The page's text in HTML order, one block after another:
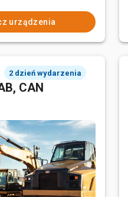
urządzenia
2 dzień wydarzenia
CAN